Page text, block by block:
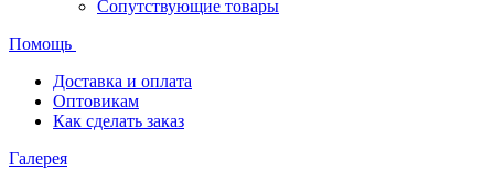
Сопутствующие товары
Помощь
Доставка и оплата
Оптовикам
Как сделать заказ
Галерея